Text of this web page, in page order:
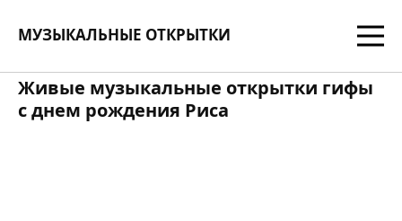
МУЗЫКАЛЬНЫЕ ОТКРЫТКИ
Живые музыкальные открытки гифы
с днем рождения Риса